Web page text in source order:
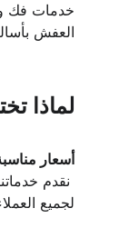
خدمات فك
العفش
لماذا
أسعار
نقدم
لجميع